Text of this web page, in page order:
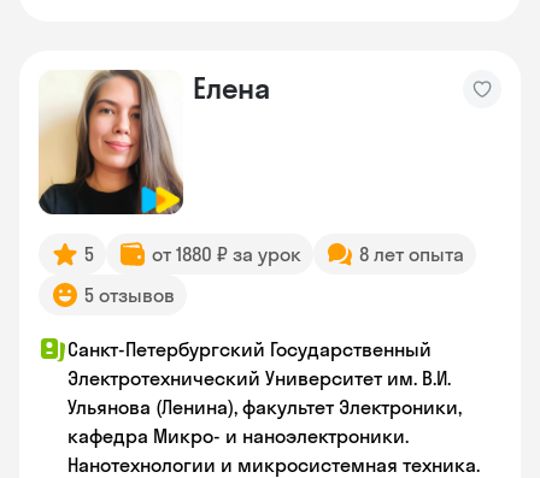
Елена
5 от 1880 ₽ за урок
8 лет опыта
5 отзывов
Санкт-Петербургский Государственный
Электротехнический Университет им. В.И.
Ульянова (Ленина), факультет Электроники,
кафедра Микро- и наноэлектроники.
Нанотехнологии и микросистемная техника.